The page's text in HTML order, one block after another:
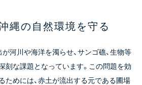
縄の自然環境を守る
河川や海洋を濁らせ、サンゴ礁、生物等
刻な課題となっています。この問題を効
ためには、赤土が流出する元である圃場